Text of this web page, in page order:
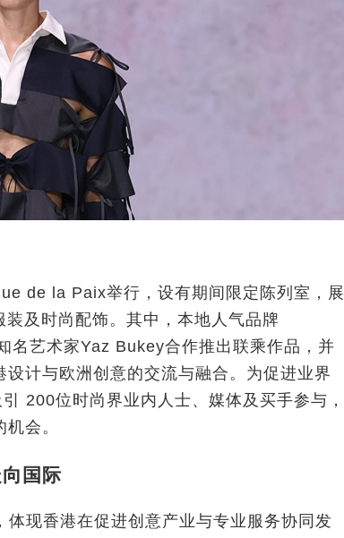
de la Paix举行，设有期间限定陈列室，展
及时尚配饰。其中，本地人气品牌
艺术家Yaz Bukey合作推出联乘作品，并
计与欧洲创意的交流与融合。为促进业界
200位时尚界业内人士、媒体及买手参与，
会。
国际
现香港在促进创意产业与专业服务协同发